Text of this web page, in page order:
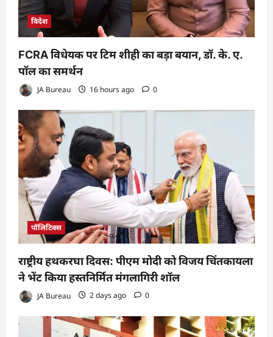
विदेश
FCRA विधेयक पर टिम शीही का बड़ा बयान, डॉ. के. ए.
पॉल का समर्थन
JA Bureau 16 hours ago 0
पॉलिटिक्स
राष्ट्रीय हथकरघा दिवस: पीएम मोदी को विजय चिंतकायला
ने भेंट किया हस्तनिर्मित मंगलागिरी शॉल
JA Bureau 2 days ago 0